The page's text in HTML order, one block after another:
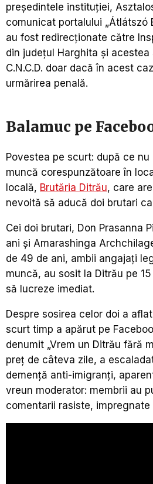
preşedintele instituţiei,
comunicat portalului „Átlátszó
au fost redirecţionate către
din judeţul Harghita şi
C.N.C.D. doar dacă în acest
urmărirea penală.
Balamuc pe
Povestea pe scurt: după ce
muncă corespunzătoare în
locală, Brutăria Ditrău, care
nevoită să aducă doi brutari
Cei doi brutari, Don Prasanna
ani şi Amarashinga
de 49 de ani, ambii angajaţi
muncă, au sosit la Ditrău pe
să lucreze imediat.
Despre sosirea celor doi a
scurt timp a apărut pe
denumit „Vrem un Ditrău fără
preţ de câteva zile, a
demenţă anti-imigranţi,
vreun moderator: membrii au
comentarii rasiste, impregnate